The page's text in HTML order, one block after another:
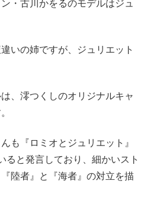
・古川かをるのモデルはジュ
いの姉ですが、ジュリエット
、澪つくしのオリジナルキャ
も『ロミオとジュリエット』
ると発言しており、細かいスト
陸者』と『海者』の対立を描